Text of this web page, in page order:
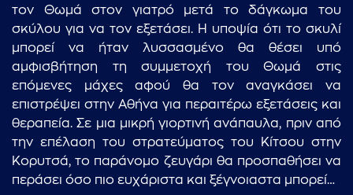
τον Θωμά στον γιατρό μετά το δάγκωμα του
σκύλου για να τον εξετάσει. Η υποψία ότι το σκυλί
μπορεί να ήταν λυσσασμένο θα θέσει υπό
αμφισβήτηση τη συμμετοχή του Θωμά στις
επόμενες μάχες αφού θα τον αναγκάσει να
επιστρέψει στην Αθήνα για περαιτέρω εξετάσεις και
θεραπεία. Σε μια μικρή γιορτινή ανάπαυλα, πριν από
την επέλαση του στρατεύματος του Κίτσου στην
Κορυτσά, το παράνομο ζευγάρι θα προσπαθήσει να
περάσει όσο πιο ευχάριστα και ξέγνοιαστα μπορεί…